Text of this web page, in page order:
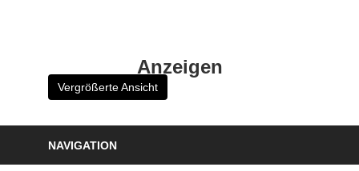
Anzeigen
Vergrößerte Ansicht
NAVIGATION